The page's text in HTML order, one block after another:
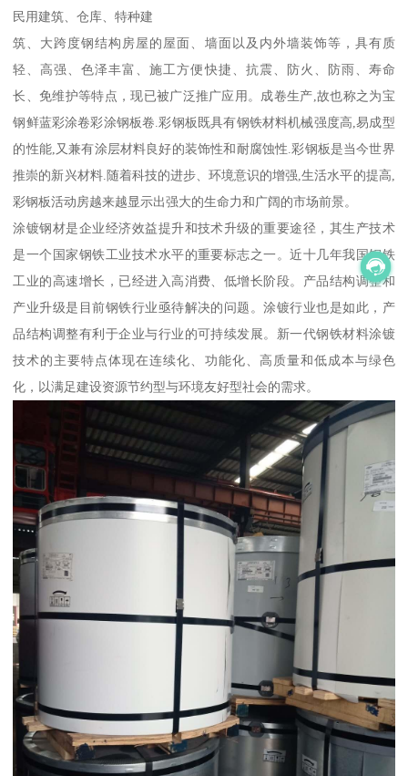
民用建筑、仓库、特种建
筑、大跨度钢结构房屋的屋面、墙面以及内外墙装饰等，具有质
轻、高强、色泽丰富、施工方便快捷、抗震、防火、防雨、寿命
长、免维护等特点，现已被广泛推广应用。成卷生产,故也称之为宝
钢鲜蓝彩涂卷彩涂钢板卷.彩钢板既具有钢铁材料机械强度高,易成型
的性能,又兼有涂层材料良好的装饰性和耐腐蚀性.彩钢板是当今世界
推崇的新兴材料.随着科技的进步、环境意识的增强,生活水平的提高,
彩钢板活动房越来越显示出强大的生命力和广阔的市场前景。
涂镀钢材是企业经济效益提升和技术升级的重要途径，其生产技术
是一个国家钢铁工业技术水平的重要标志之一。近十几年我国钢铁
工业的高速增长，已经进入高消费、低增长阶段。产品结构调整和
产业升级是目前钢铁行业亟待解决的问题。涂镀行业也是如此，产
品结构调整有利于企业与行业的可持续发展。新一代钢铁材料涂镀
技术的主要特点体现在连续化、功能化、高质量和低成本与绿色
化，以满足建设资源节约型与环境友好型社会的需求。